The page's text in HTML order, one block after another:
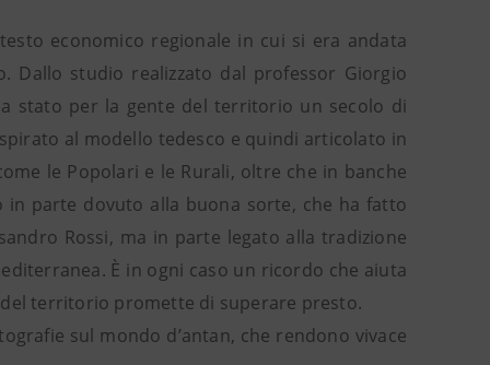
economico regionale in cui si era andata
Dallo studio realizzato dal professor Giorgio
stato per la gente del territorio un secolo di
al modello tedesco e quindi articolato in
le Popolari e le Rurali, oltre che in banche
parte dovuto alla buona sorte, che ha fatto
Rossi, ma in parte legato alla tradizione
È in ogni caso un ricordo che aiuta
territorio promette di superare presto.
sul mondo d’antan, che rendono vivace